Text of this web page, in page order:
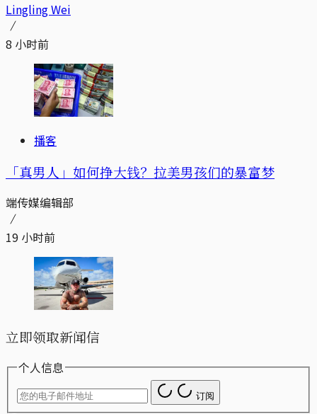
Lingling Wei
8 小时前
播客
「真男人」如何挣大钱？拉美男孩们的暴富梦
端传媒编辑部
19 小时前
立即领取新闻信
个人信息
订阅